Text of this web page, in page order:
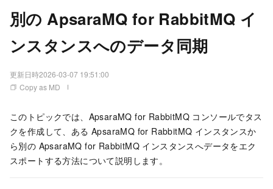
別の ApsaraMQ for RabbitMQ イ
ンスタンスへのデータ同期
更新日時2026-03-07 19:51:00
Copy as MD
このトピックでは、 ApsaraMQ for RabbitMQ コンソールでタス
クを作成して、ある ApsaraMQ for RabbitMQ インスタンスか
ら別の ApsaraMQ for RabbitMQ インスタンスへデータをエク
スポートする方法について説明します。